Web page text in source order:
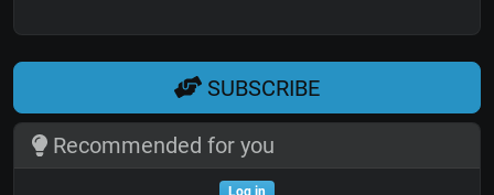
SUBSCRIBE
Recommended for you
Log in